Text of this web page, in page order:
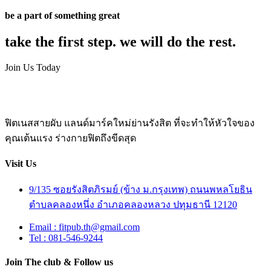
be a part of something great
take the first step. we will do the rest.
Join Us Today
ฟิตเนสสายผับ แลนด์มาร์คใหม่ย่านรังสิต ที่จะทำให้หัวใจของ
คุณเต้นแรง ร่างกายฟิตถึงขีดสุด
Visit Us
9/135 ซอยรังสิตภิรมย์ (ข้าง ม.กรุงเทพ) ถนนพหลโยธิน
ตำบลคลองหนึ่ง อำเภอคลองหลวง ปทุมธานี 12120
Email : fitpub.th@gmail.com
Tel : 081-546-9244
Join The club & Follow us